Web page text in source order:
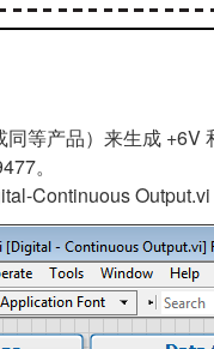
等产品）来生成 +6V
。
Continuous